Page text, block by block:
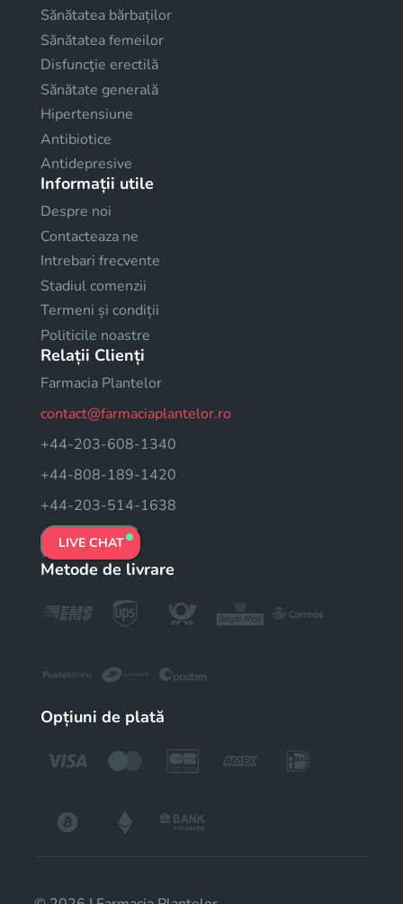
Sănătatea bărbaților
Sănătatea femeilor
Disfuncţie erectilă
Sănătate generală
Hipertensiune
Antibiotice
Antidepresive
Informații utile
Despre noi
Contacteaza ne
Intrebari frecvente
Stadiul comenzii
Termeni și condiții
Politicile noastre
Relații Clienți
Farmacia Plantelor
contact@farmaciaplantelor.ro
+44-203-608-1340
+44-808-189-1420
+44-203-514-1638
LIVE CHAT
Metode de livrare
Opțiuni de plată